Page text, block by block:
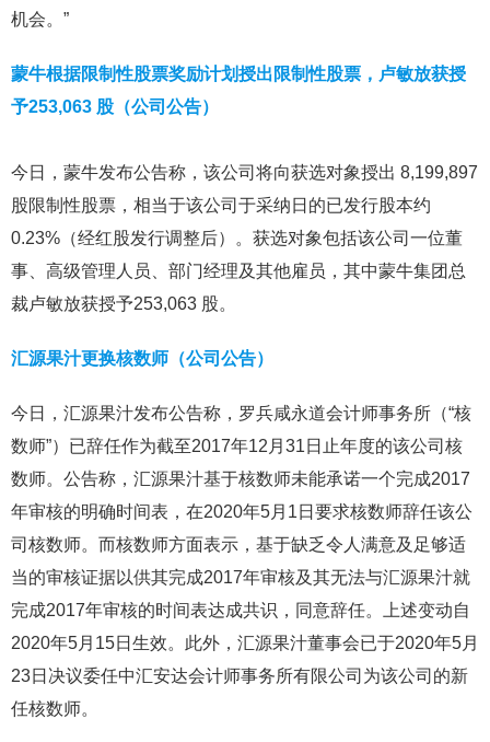
机会。”
蒙牛根据限制性股票奖励计划授出限制性股票，卢敏放获授
予253,063 股（公司公告）
今日，蒙牛发布公告称，该公司将向获选对象授出 8,199,897
股限制性股票，相当于该公司于采纳日的已发行股本约
0.23%（经红股发行调整后）。获选对象包括该公司一位董
事、高级管理人员、部门经理及其他雇员，其中蒙牛集团总
裁卢敏放获授予253,063 股。
汇源果汁更换核数师（公司公告）
今日，汇源果汁发布公告称，罗兵咸永道会计师事务所（“核
数师”）已辞任作为截至2017年12月31日止年度的该公司核
数师。公告称，汇源果汁基于核数师未能承诺一个完成2017
年审核的明确时间表，在2020年5月1日要求核数师辞任该公
司核数师。而核数师方面表示，基于缺乏令人满意及足够适
当的审核证据以供其完成2017年审核及其无法与汇源果汁就
完成2017年审核的时间表达成共识，同意辞任。上述变动自
2020年5月15日生效。此外，汇源果汁董事会已于2020年5月
23日决议委任中汇安达会计师事务所有限公司为该公司的新
任核数师。